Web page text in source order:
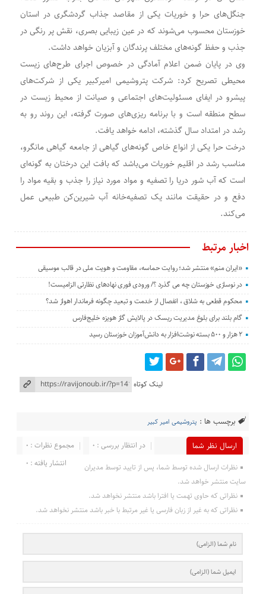
جنگل‌های حرا و خوریات یکی از مقاصد جذاب گردشگری در استان
خوزستان محسوب می‌شوند که در عین زیبایی بصری، نقش پر رنگی در
جذب و حفظ گونه‌های مختلف پرندگان و آبزیان خواهد داشت.
وی در پایان ضمن اعلام آمادگی در خصوص اجرای طرح‌های زیست
محیطی تصریح کرد: شرکت پتروشیمی امیرکبیر یکی از شرکت‌های
پیشرو در ایفای مسئولیت‌های اجتماعی و صیانت از محیط زیست در
سطح منطقه است و با برنامه ریزی‌های صورت گرفته، این روند رو به
رشد در امتداد سال گذشته، ادامه خواهد یافت.
درخت حرا یکی از انواع خاص گونه‌های گیاهی از جامعه گیاهی مانگرو،
مناسب رشد در اقلیم خوریات می‌باشد که بافت این درختان به گونه‌ای
است که آب شور دریا را تصفیه و مواد مورد نیاز را جذب و بقیه مواد را
دفع و در حقیقت مانند یک تصفیه‌خانه آب شیرین‌کن طبیعی عمل
می‌کند.
اخبار مرتبط
«ایران منم» منتشر شد؛ روایت حماسه، مقاومت و هویت ملی در قالب موسیقی
در نوسازی خوزستان چه می گذرد ؟/ ورودی فوری نهادهای نظارتی الزامیست!
محکوم قطعی به شلاق ، انفصال از خدمت و تبعید چگونه فرماندار اهواز شد؟
گام بلند برای بلوغ مدیریت ریسک در پالایش گاز هویزه خلیج‌فارس
۲ هزار و ۵۰۰ بسته نوشت‌افزار به دانش‌آموزان خوزستان رسید
لینک کوتاه
برچسب ها : پتروشیمی امیر کبیر
ارسال نظر شما مجموع نظرات : 0
در انتظار بررسی : 0
انتشار یافته : 0
نظرات ارسال شده توسط شما، پس از تایید توسط مدیران
سایت منتشر خواهد شد.
نظراتی که حاوی تهمت یا افترا باشد منتشر نخواهد شد.
نظراتی که به غیر از زبان فارسی یا غیر مرتبط با خبر باشد منتشر نخواهد شد.